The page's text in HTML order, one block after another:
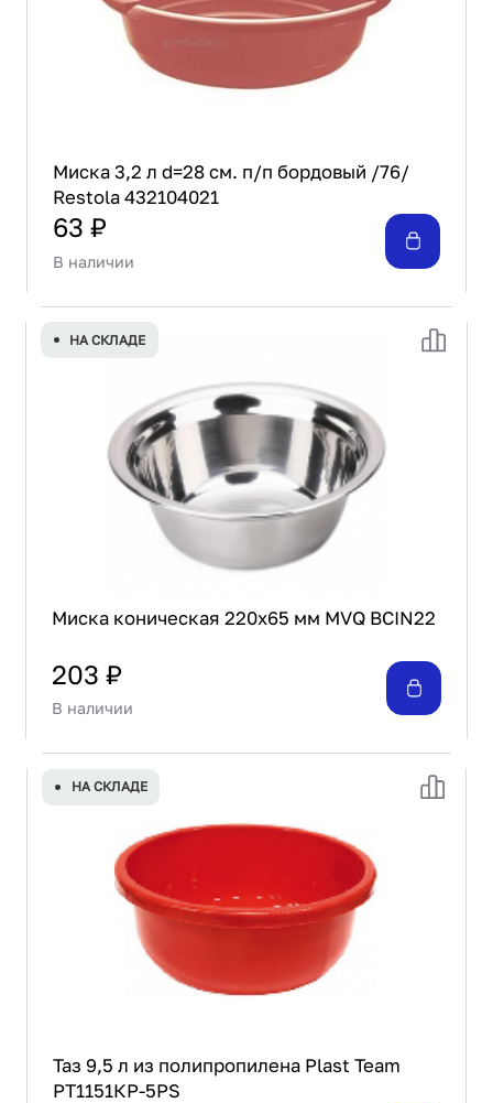
Проектирование
Сервис и монтаж
Лизинг
Акции
О GRANBAZAR
О нас
Бренды
Контакты
Миска 3,2 л d=28 см. п/п бордовый /76/
Restola 432104021
63 ₽
В наличии
Миска коническая 220х65 мм MVQ BCIN22
203 ₽
В наличии
НА СКЛАДЕ
Таз 9,5 л из полипропилена Plast Team
РТ1151КР-5PS
НА СКЛАДЕ